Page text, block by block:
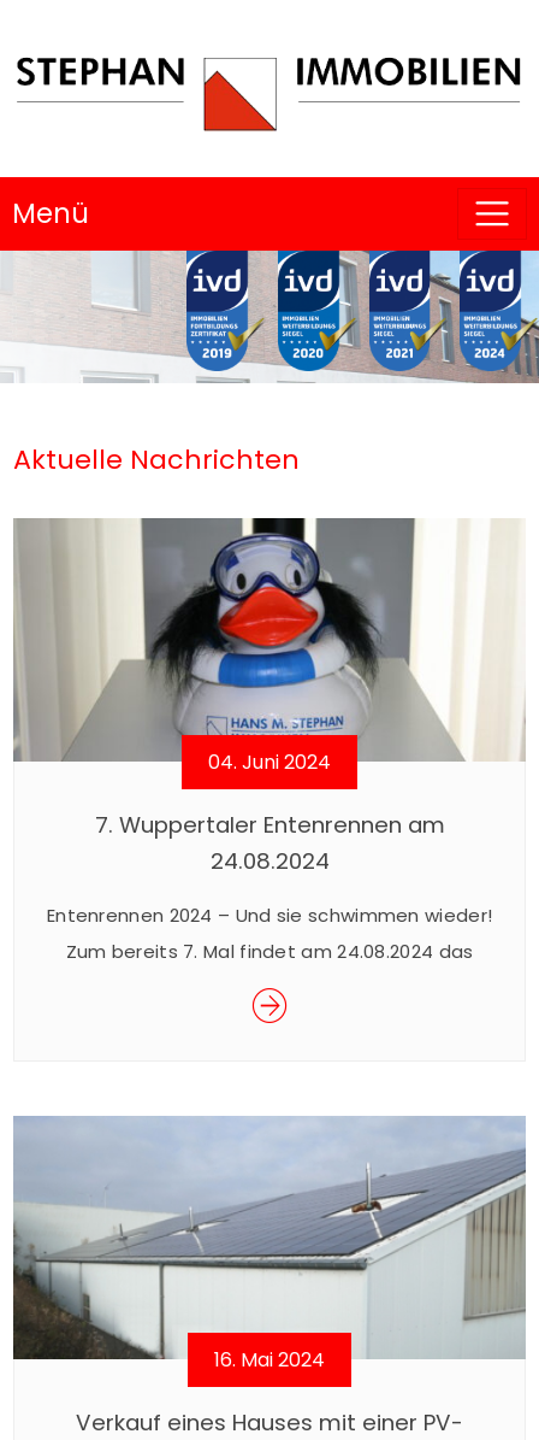
Menü
Aktuelle Nachrichten
04. Juni 2024
7. Wuppertaler Entenrennen am
24.08.2024
Entenrennen 2024 – Und sie schwimmen wieder!
Zum bereits 7. Mal findet am 24.08.2024 das
beliebte Wuppertaler Entenrennen im Rahmen
des Sommerfestes der Junior Uni statt. Das
16. Mai 2024
Verkauf eines Hauses mit einer PV-